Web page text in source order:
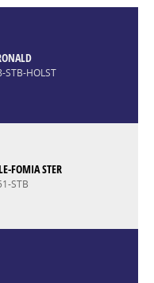
STB-HOLST
FOMIA STER
STB